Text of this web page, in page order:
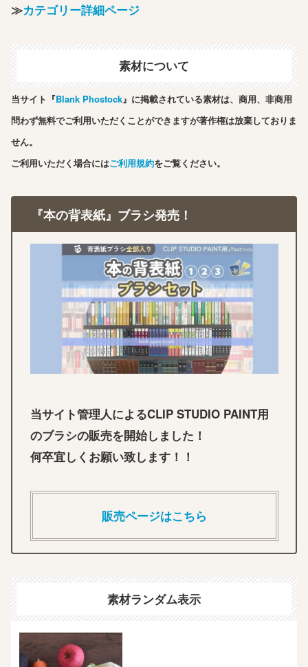
≫カテゴリー詳細ページ
素材について
当サイト『Blank Phostock』に掲載されている素材は、商用、非商用
問わず無料でご利用いただくことができますが著作権は放棄しておりま
せん。
ご利用いただく場合にはご利用規約をご覧ください。
『本の背表紙』ブラシ発売！
当サイト管理人によるCLIP STUDIO PAINT用
のブラシの販売を開始しました！
何卒宜しくお願い致します！！
販売ページはこちら
素材ランダム表示